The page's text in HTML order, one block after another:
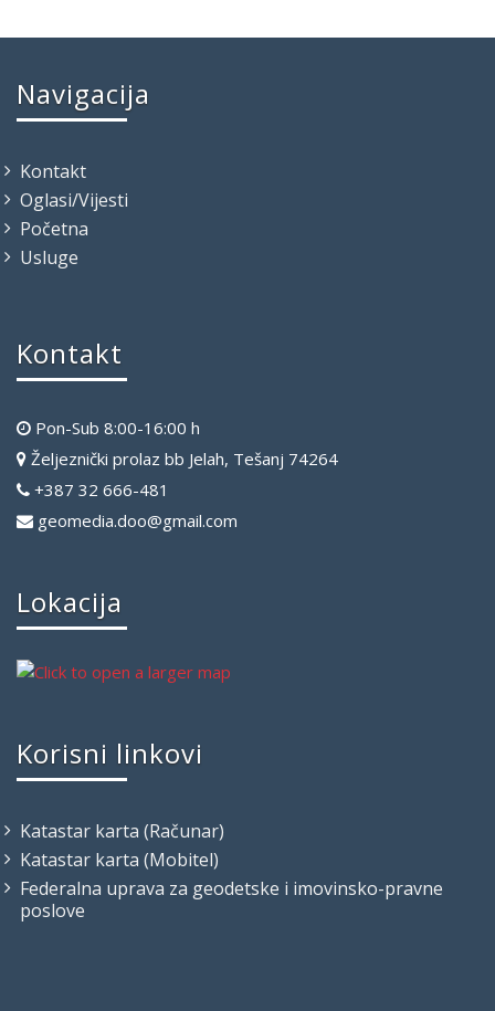
Navigacija
Kontakt
Oglasi/Vijesti
Početna
Usluge
Kontakt
Pon-Sub 8:00-16:00 h
Željeznički prolaz bb Jelah, Tešanj 74264
+387 32 666-481
geomedia.doo@gmail.com
Lokacija
Korisni linkovi
Katastar karta (Računar)
Katastar karta (Mobitel)
Federalna uprava za geodetske i imovinsko-pravne
poslove